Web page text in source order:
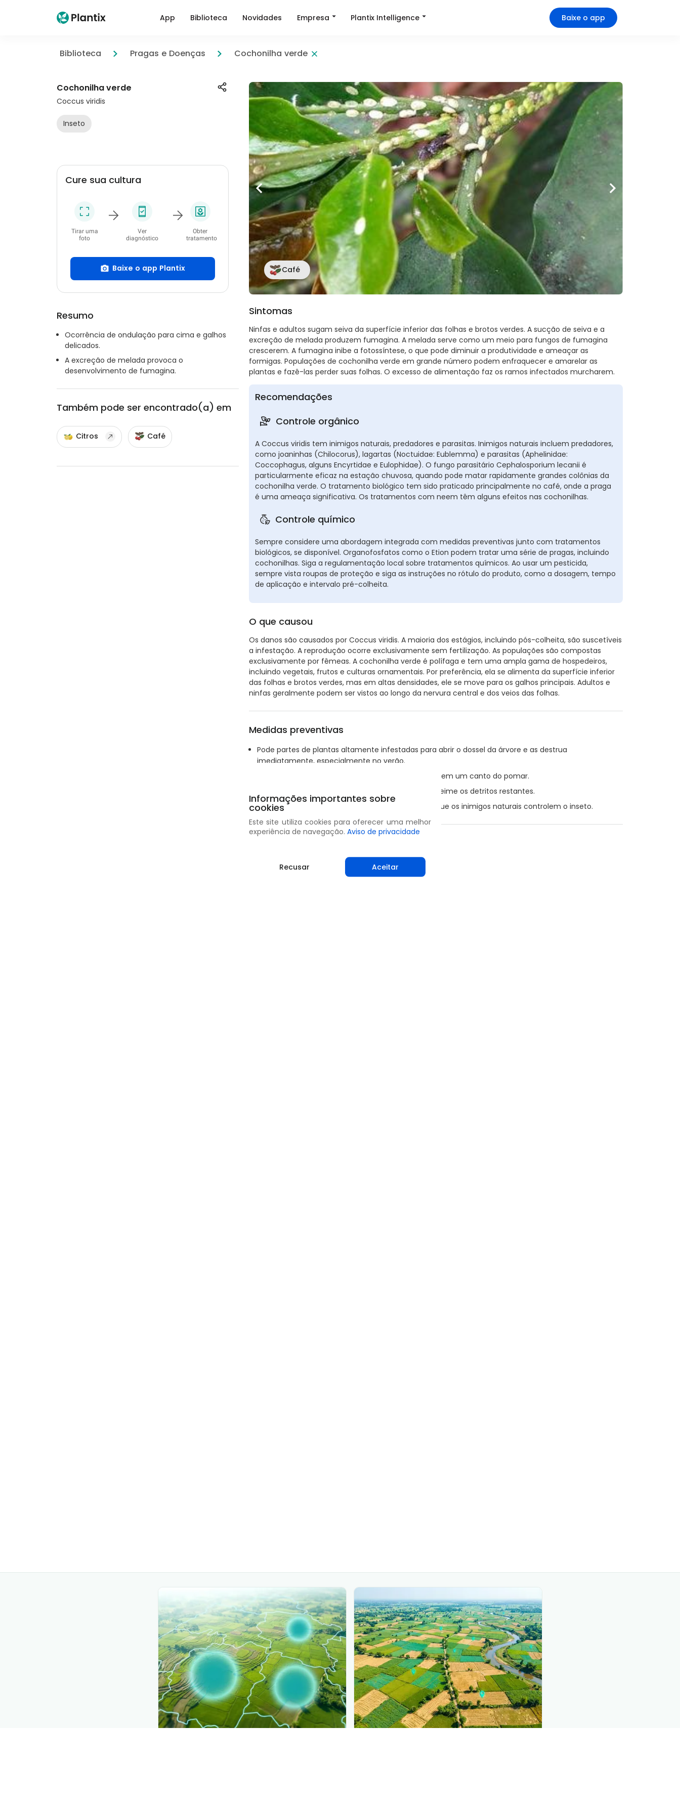
App Biblioteca Novidades Empresa Plantix Intelligence Baixe o app
Biblioteca Pragas e Doenças Cochonilha verde
Cochonilha verde
Coccus viridis
Inseto
Cure sua cultura
Tirar uma
foto
Ver
diagnóstico
Obter
tratamento
Baixe o app Plantix
Resumo
Ocorrência de ondulação para cima e galhos
delicados.
A excreção de melada provoca o
desenvolvimento de fumagina.
Também pode ser encontrado(a) em
Citros Café
Café
Sintomas
Ninfas e adultos sugam seiva da superfície inferior das folhas e brotos verdes. A sucção de seiva e a
excreção de melada produzem fumagina. A melada serve como um meio para fungos de fumagina
crescerem. A fumagina inibe a fotossíntese, o que pode diminuir a produtividade e ameaçar as
formigas. Populações de cochonilha verde em grande número podem enfraquecer e amarelar as
plantas e fazê-las perder suas folhas. O excesso de alimentação faz os ramos infectados murcharem.
Recomendações
Controle orgânico
A Coccus viridis tem inimigos naturais, predadores e parasitas. Inimigos naturais incluem predadores,
como joaninhas (Chilocorus), lagartas (Noctuidae: Eublemma) e parasitas (Aphelinidae:
Coccophagus, alguns Encyrtidae e Eulophidae). O fungo parasitário Cephalosporium lecanii é
particularmente eficaz na estação chuvosa, quando pode matar rapidamente grandes colônias da
cochonilha verde. O tratamento biológico tem sido praticado principalmente no café, onde a praga
é uma ameaça significativa. Os tratamentos com neem têm alguns efeitos nas cochonilhas.
Controle químico
Sempre considere uma abordagem integrada com medidas preventivas junto com tratamentos
biológicos, se disponível. Organofosfatos como o Etion podem tratar uma série de pragas, incluindo
cochonilhas. Siga a regulamentação local sobre tratamentos químicos. Ao usar um pesticida,
sempre vista roupas de proteção e siga as instruções no rótulo do produto, como a dosagem, tempo
de aplicação e intervalo pré-colheita.
O que causou
Os danos são causados por Coccus viridis. A maioria dos estágios, incluindo pós-colheita, são suscetíveis
a infestação. A reprodução ocorre exclusivamente sem fertilização. As populações são compostas
exclusivamente por fêmeas. A cochonilha verde é polífaga e tem uma ampla gama de hospedeiros,
incluindo vegetais, frutos e culturas ornamentais. Por preferência, ela se alimenta da superfície inferior
das folhas e brotos verdes, mas em altas densidades, ele se move para os galhos principais. Adultos e
ninfas geralmente podem ser vistos ao longo da nervura central e dos veios das folhas.
Medidas preventivas
Pode partes de plantas altamente infestadas para abrir o dossel da árvore e as destrua
imediatamente, especialmente no verão.
Elas devem ser colocadas em um fosso construído em um canto do pomar.
Deixe ramos e galhos secarem por alguns dias e queime os detritos restantes.
A remoção de formigas assistentes pode permitir que os inimigos naturais controlem o inseto.
Informações importantes sobre
cookies
Este site utiliza cookies para oferecer uma melhor
experiência de navegação. Aviso de privacidade
Recusar Aceitar